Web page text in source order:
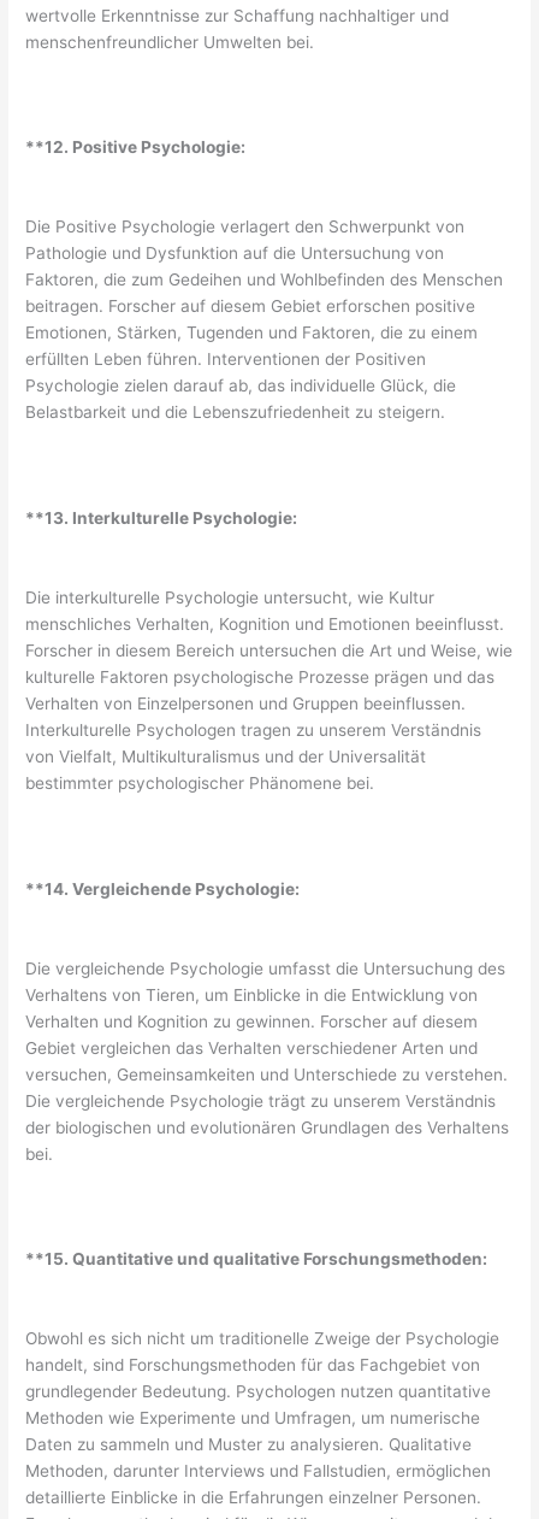
wertvolle Erkenntnisse zur Schaffung nachhaltiger und
menschenfreundlicher Umwelten bei.
**12. Positive Psychologie:
Die Positive Psychologie verlagert den Schwerpunkt von
Pathologie und Dysfunktion auf die Untersuchung von
Faktoren, die zum Gedeihen und Wohlbefinden des Menschen
beitragen. Forscher auf diesem Gebiet erforschen positive
Emotionen, Stärken, Tugenden und Faktoren, die zu einem
erfüllten Leben führen. Interventionen der Positiven
Psychologie zielen darauf ab, das individuelle Glück, die
Belastbarkeit und die Lebenszufriedenheit zu steigern.
**13. Interkulturelle Psychologie:
Die interkulturelle Psychologie untersucht, wie Kultur
menschliches Verhalten, Kognition und Emotionen beeinflusst.
Forscher in diesem Bereich untersuchen die Art und Weise, wie
kulturelle Faktoren psychologische Prozesse prägen und das
Verhalten von Einzelpersonen und Gruppen beeinflussen.
Interkulturelle Psychologen tragen zu unserem Verständnis
von Vielfalt, Multikulturalismus und der Universalität
bestimmter psychologischer Phänomene bei.
**14. Vergleichende Psychologie:
Die vergleichende Psychologie umfasst die Untersuchung des
Verhaltens von Tieren, um Einblicke in die Entwicklung von
Verhalten und Kognition zu gewinnen. Forscher auf diesem
Gebiet vergleichen das Verhalten verschiedener Arten und
versuchen, Gemeinsamkeiten und Unterschiede zu verstehen.
Die vergleichende Psychologie trägt zu unserem Verständnis
der biologischen und evolutionären Grundlagen des Verhaltens
bei.
**15. Quantitative und qualitative Forschungsmethoden:
Obwohl es sich nicht um traditionelle Zweige der Psychologie
handelt, sind Forschungsmethoden für das Fachgebiet von
grundlegender Bedeutung. Psychologen nutzen quantitative
Methoden wie Experimente und Umfragen, um numerische
Daten zu sammeln und Muster zu analysieren. Qualitative
Methoden, darunter Interviews und Fallstudien, ermöglichen
detaillierte Einblicke in die Erfahrungen einzelner Personen.